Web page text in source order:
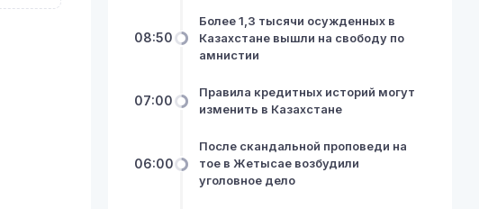
08:50
Более 1,3 тысячи осужденных в
Казахстане вышли на свободу по
амнистии
07:00
Правила кредитных историй могут
изменить в Казахстане
06:00
После скандальной проповеди на
тое в Жетысае возбудили
уголовное дело